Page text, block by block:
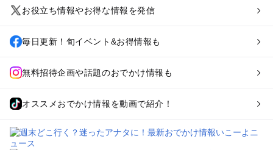
お役立ち情報やお得な情報を発信
毎日更新！旬イベント&お得情報も
無料招待企画や話題のおでかけ情報も
オススメおでかけ情報を動画で紹介！